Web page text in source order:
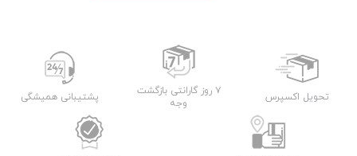
تحویل اکسپرس
۷ روز گارانتی بازگشت
وجه
پشتیبانی همیشگی